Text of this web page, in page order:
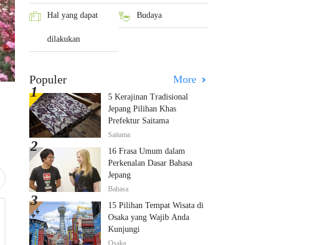
Hal yang dapat
dilakukan
Budaya
Populer More
5 Kerajinan Tradisional
Jepang Pilihan Khas
Prefektur Saitama
Saitama
16 Frasa Umum dalam
Perkenalan Dasar Bahasa
Jepang
Bahasa
15 Pilihan Tempat Wisata di
Osaka yang Wajib Anda
Kunjungi
Osaka